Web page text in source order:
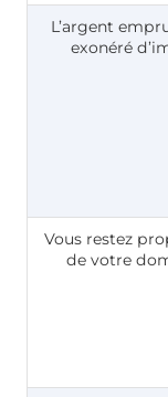
L’argent
exonéré
Vous restez
de votre